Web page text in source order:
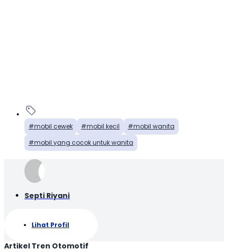
mobil cewek mobil kecil
mobil wanita
mobil yang cocok untuk wanita
Septi Riyani
Lihat Profil
Artikel Tren Otomotif